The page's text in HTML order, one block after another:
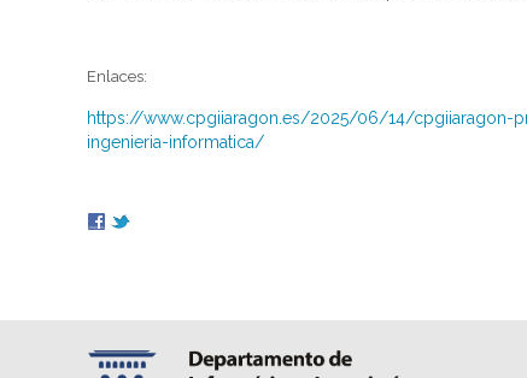
Enlaces:
https://www.cpgiiaragon.es/2025/06/14/cpgiiaragon-
ingenieria-informatica/